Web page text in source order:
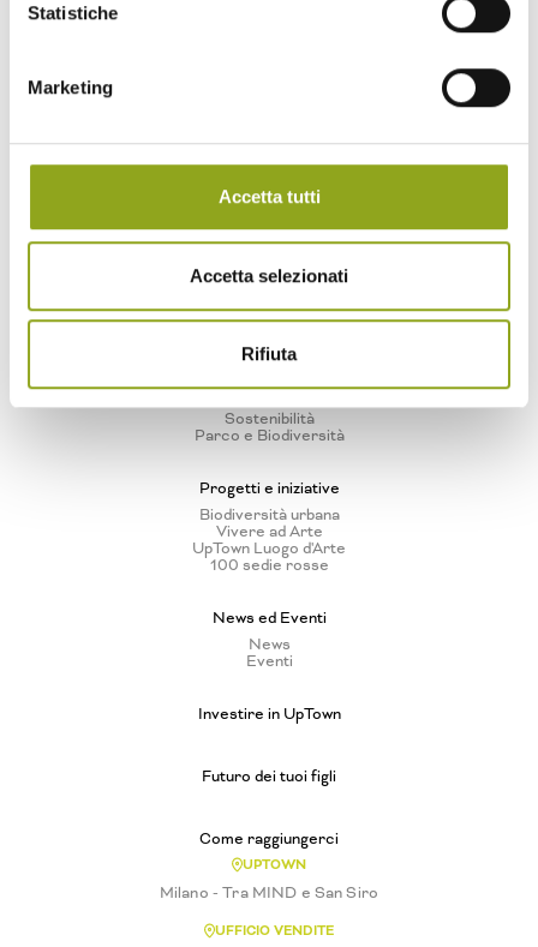
Statistiche
Marketing
Accetta tutti
Accetta selezionati
Rifiuta
La tua casa in UpTown
— Bliss UpTown
— Feel UpTown
Quartiere
Quartiere UpTown
Benessere naturale a 360°
Cascina Spazio Vivo
Sostenibilità
Parco e Biodiversità
Progetti e iniziative
Biodiversità urbana
Vivere ad Arte
UpTown Luogo d'Arte
100 sedie rosse
News ed Eventi
News
Eventi
Investire in UpTown
Futuro dei tuoi figli
Come raggiungerci
UPTOWN
Milano - Tra MIND e San Siro
UFFICIO VENDITE